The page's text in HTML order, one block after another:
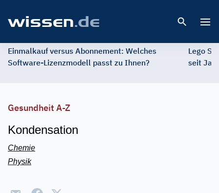
Einmalkauf versus Abonnement: Welches
Software-Lizenzmodell passt zu Ihnen?
Lego
seit
Gesundheit A-Z
Kondensation
Chemie
Physik